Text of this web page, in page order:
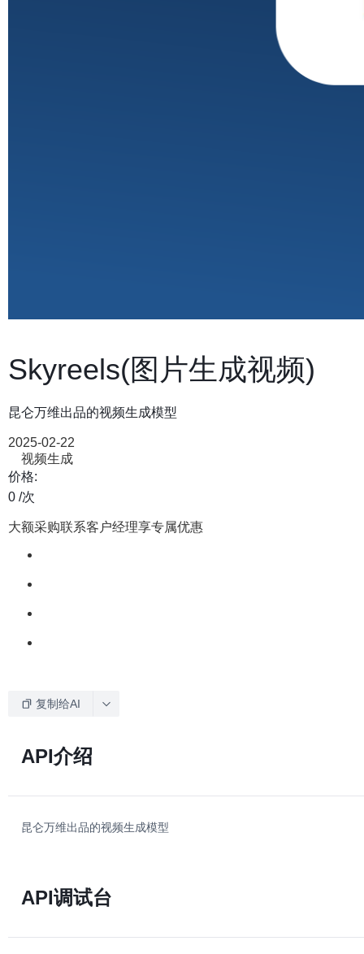
Skyreels(图片生成视频)
昆仑万维出品的视频生成模型
2025-02-22
视频生成
价格:
0 /次
大额采购联系客户经理享专属优惠
复制给AI
API介绍
昆仑万维出品的视频生成模型
API调试台